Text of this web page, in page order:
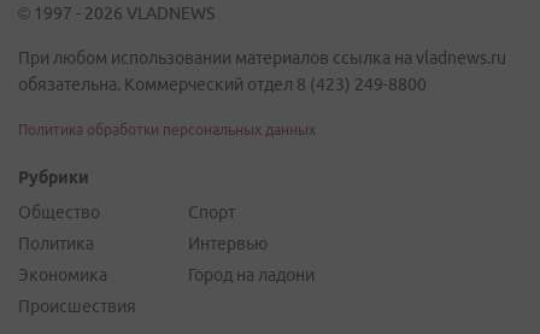
© 1997 - 2026 VLADNEWS
При любом использовании материалов ссылка на vladnews.ru
обязательна. Коммерческий отдел 8 (423) 249-8800
Политика обработки персональных данных
Рубрики
Общество
Политика
Экономика
Происшествия
Спорт
Интервью
Город на ладони